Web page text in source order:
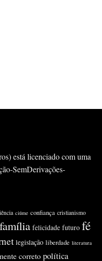
está licenciado com uma
SemDerivações-
ciúme confiança cristianismo
família felicidade futuro fé
legislação liberdade literatura
correto política